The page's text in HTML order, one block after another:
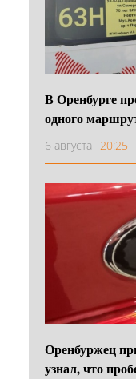
В Оренбурге
одного
6 августа 20:25
Оренбуржец
узнал, что